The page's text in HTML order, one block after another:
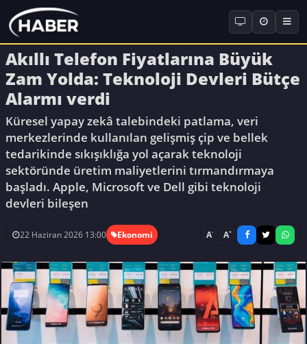
Akıllı Telefon Fiyatlarına Büyük
Zam Yolda: Teknoloji Devleri Bütçe
Alarmı verdi
Küresel yapay zekâ talebindeki patlama, veri
merkezlerinde kullanılan gelişmiş çip ve bellek
tedarikinde sıkışıklığa yol açarak teknoloji
sektöründe üretim maliyetlerini tırmandırmaya
başladı. Apple, Microsoft ve Dell gibi teknoloji
devleri bileşen
22 Haziran 2026 13:00 Ekonomi A- A+